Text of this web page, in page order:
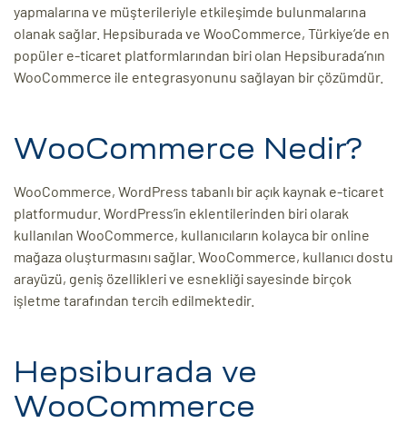
yapmalarına ve müşterileriyle etkileşimde bulunmalarına
olanak sağlar. Hepsiburada ve WooCommerce, Türkiye’de en
popüler e-ticaret platformlarından biri olan Hepsiburada’nın
WooCommerce ile entegrasyonunu sağlayan bir çözümdür.
WooCommerce Nedir?
WooCommerce, WordPress tabanlı bir açık kaynak e-ticaret
platformudur. WordPress’in eklentilerinden biri olarak
kullanılan WooCommerce, kullanıcıların kolayca bir online
mağaza oluşturmasını sağlar. WooCommerce, kullanıcı dostu
arayüzü, geniş özellikleri ve esnekliği sayesinde birçok
işletme tarafından tercih edilmektedir.
Hepsiburada ve
WooCommerce